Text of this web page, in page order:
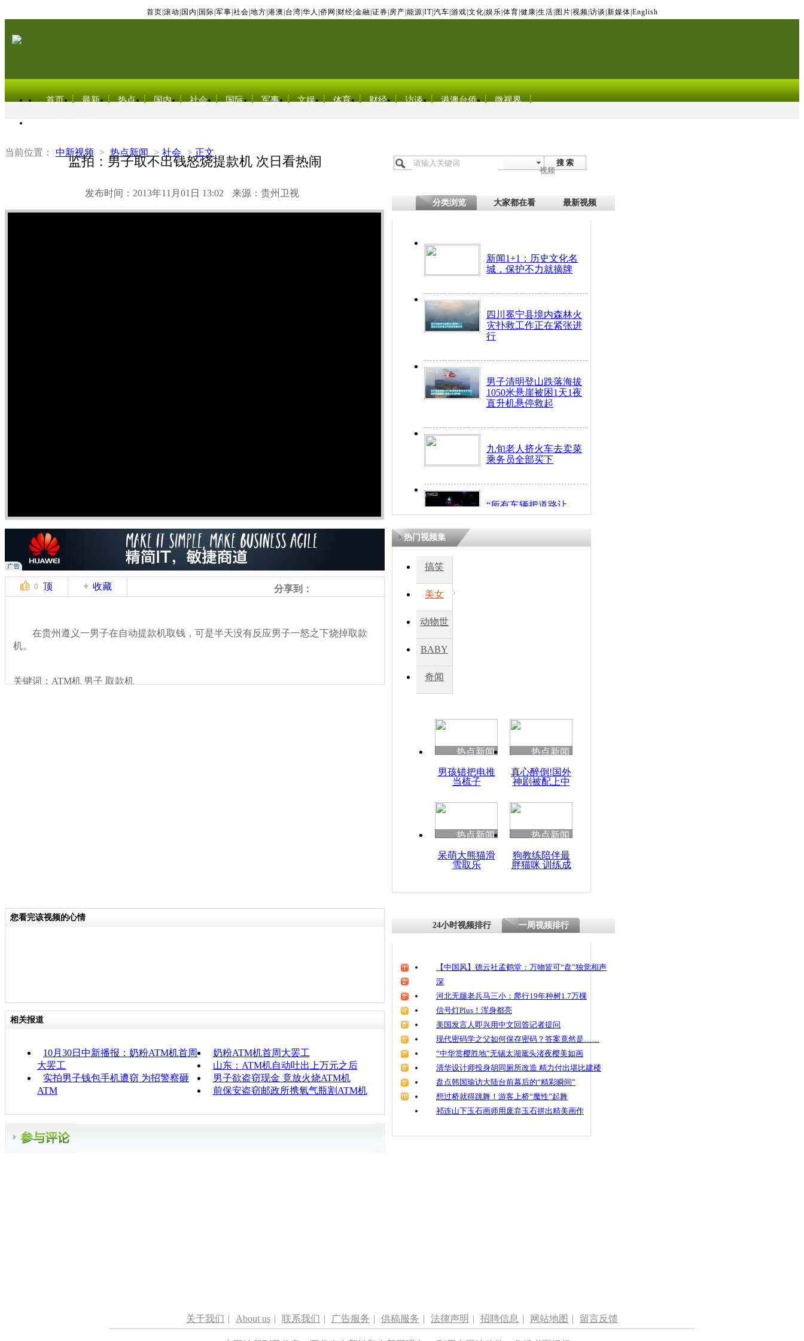
首页 滚动 国内 国际 军事 社会 地方 港澳 台湾 华人 侨网 财经 金融 证券 房产 能源 IT| 汽车 游戏 文化 娱乐 体育 健康 生活 图片 视频 访谈 新媒体 English
首页 最新 热点 国内 社会 国际 军事 文娱 体育 财经 访谈 港澳台侨 微视界
当前位置： 中新视频 > 热点新闻 > 社会 > 正文
监拍：男子取不出钱怒烧提款机 次日看热闹
发布时间：2013年11月01日 13:02 来源：贵州卫视
搜 索
视频
分类浏览 大家都在看 最新视频
新闻1+1：历史文化名
城，保护不力就摘牌
四川冕宁县境内森林火
灾扑救工作正在紧张进
行
男子清明登山跌落海拔
1050米悬崖被困1天1夜
直升机悬停救起
九旬老人挤火车去卖菜
乘务员全部买下
“所有车辆把道路让
开！”儿童突发疾病交
因
度苗族花山节
魂
0 顶 收藏 分享到：
在贵州遵义一男子在自动提款机取钱，可是半天没有反应男子一怒之下烧掉取款
机。
关键词：ATM机 男子 取款机
热门视频集
搞笑
美女
动物世
BABY
秀
奇闻
热点新闻
男孩错把电推
当梳子
热点新闻
真心醉倒!国外
神剧被配上中
热点新闻
呆萌大熊猫滑
雪取乐
热点新闻
狗教练陪伴最
胖猫咪 训练成
您看完该视频的心情
相关报道
10月30日中新播报：奶粉ATM机首周
大罢工
奶粉ATM机首周大罢工
山东：ATM机自动吐出上万元之后
实拍男子钱包手机遭窃 为招警察砸
ATM
男子欲盗窃现金 竟放火烧ATM机
前保安盗窃邮政所携氧气瓶割ATM机
24小时视频排行 一周视频排行
【中国风】德云社孟鹤堂：万物皆可“盘”独觉相声
深
河北无腿老兵马三小：爬行19年种树1.7万棵
信号灯Plus！浑身都亮
美国发言人即兴用中文回答记者提问
现代密码学之父如何保存密码？答案竟然是……
“中华赏樱胜地”无锡太湖鼋头渚夜樱美如画
清华设计师投身胡同厕所改造 精力付出堪比建楼
盘点韩国瑜访大陆台前幕后的“精彩瞬间”
想过桥就得跳舞！游客上桥“魔性”起舞
祁连山下玉石画师用废弃玉石拼出精美画作
关于我们 | About us | 联系我们 | 广告服务 | 供稿服务 | 法律声明 | 招聘信息 | 网站地图 | 留言反馈